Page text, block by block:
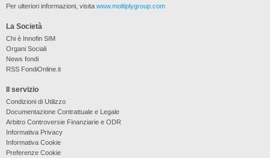
La Società
Chi è Innofin SIM
Organi Sociali
News fondi
RSS FondiOnline.it
Il servizio
Condizioni di Utilizzo
Documentazione Contrattuale e Legale
Arbitro Controversie Finanziarie e ODR
Informativa Privacy
Informativa Cookie
Preferenze Cookie
Per ulteriori informazioni, visita www.moltiplygroup.com